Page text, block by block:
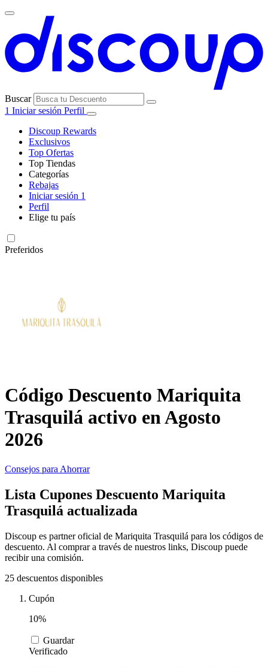
Buscar
1 Iniciar sesión Perfil
Discoup Rewards
Exclusivos
Top Ofertas
Top Tiendas
AliExpress
Amazon
Booking.com
MediaMarkt
Ikea
Categorías
Electrónica e
Vacaciones y
Transporte
Cosméticos y
Tiempo libre
Motos
Salud y
Rebajas
Iniciar sesión 1
Perfil
Elige tu país
Preferidos
Código Descuento Mariquita
Trasquilá activo en Agosto
2026
Consejos para Ahorrar
Lista Cupones Descuento Mariquita
Trasquilá actualizada
Discoup es partner oficial de Mariquita Trasquilá para los códigos de
descuento. Al comprar a través de nuestros links, Discoup puede
recibir una comisión.
25 descuentos disponibles
Cupón
10%
Guardar
Verificado